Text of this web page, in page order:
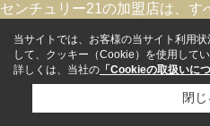
センチュリー21の加盟店は、す
当サイトでは、お客様の当サイト利用
して、クッキー（Cookie）を使用してい
詳しくは、当社の 「Cookieの取扱いに
閉じ